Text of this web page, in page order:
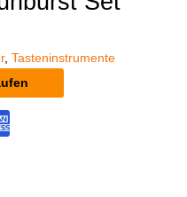
, Tasteninstrumente